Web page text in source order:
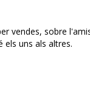
vendes, sobre
els uns als altres.